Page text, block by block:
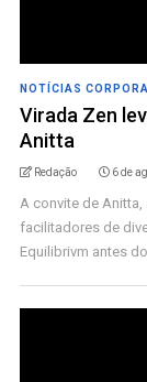
NOTÍCIAS
Virada Zen
Anitta
Redação 6 de
A convite de Anitta,
facilitadores de
Equilibrivm antes